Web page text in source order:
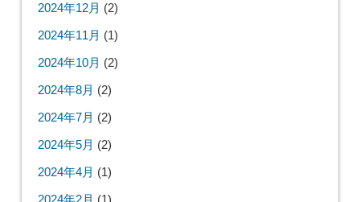
2024年12月 (2)
2024年11月 (1)
2024年10月 (2)
2024年8月 (2)
2024年7月 (2)
2024年5月 (2)
2024年4月 (1)
2024年2月 (1)